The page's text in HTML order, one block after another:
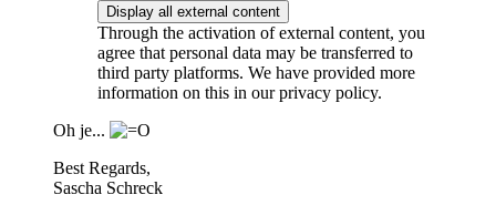
Display all external content
Through the activation of external content, you
agree that personal data may be transferred to
third party platforms. We have provided more
information on this in our privacy policy.
Oh je...
Best Regards,
Sascha Schreck